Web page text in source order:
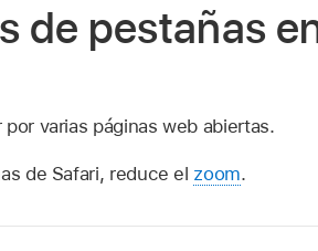
de pestañas
varias páginas web abiertas.
de Safari, reduce el zoom.